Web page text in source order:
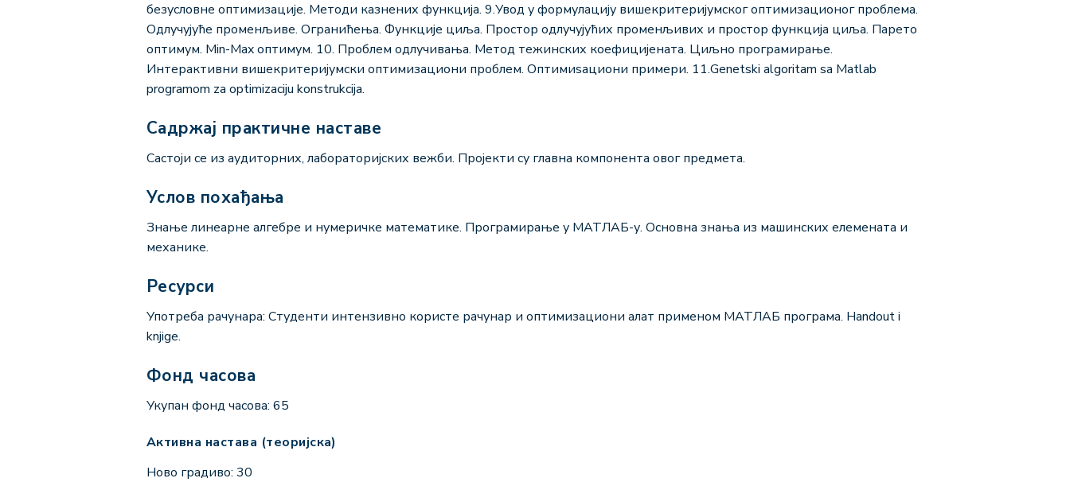
безусловне оптимизације. Методи казнених функција. 9.Увод у формулацију вишекритеријумског оптимизационог проблема.
Одлучујуће променљиве. Огранићења. Функције циља. Простор одлучујућих променљивих и простор функција циља. Парето
оптимум. Мin-Max оптимум. 10. Проблем одлучивања. Метод тежинских коефицијената. Циљно програмирање.
Интерактивни вишекритеријумски оптимизациони проблем. Оптимиѕациони примери. 11.Genetski algoritam sa Matlab
programom za optimizaciju konstrukcija.
Садржај практичне наставе
Састоји се из аудиторних, лабораторијских вежби. Пројекти су главна компонента овог предмета.
Услов похађања
Знање линеарне алгебре и нумеричке математике. Програмирање у МАТЛАБ-у. Основна знања из машинских елемената и
механике.
Ресурси
Употреба рачунара: Студенти интензивно користе рачунар и оптимизациони алат применом МАТЛАБ програма. Handout i
knjige.
Фонд часова
Укупан фонд часова: 65
Активна настава (теоријска)
Ново градиво: 30